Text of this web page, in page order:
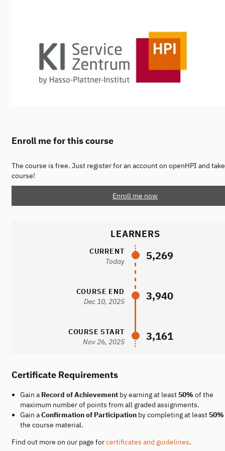
Enroll me for this course
The course is free. Just register for an account on openHPI and
course!
Enroll me now
LEARNERS
CURRENT
Today
5,269
COURSE END
Dec 10, 2025
3,940
COURSE START
Nov 26, 2025
3,161
Certificate Requirements
Gain a Record of Achievementby earning at least 50% of the
maximum number of points from all graded assignments.
Gain aConfirmation of Participationby completing at least 50%
the course material.
Find out more on our page forcertificates and guidelines.